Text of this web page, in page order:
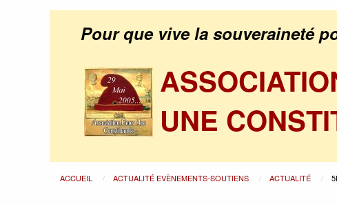
Pour que vive la souveraineté
UNE
ACCUEIL ACTUALITÉ EVÈNEMENTS-SOUTIENS ACTUALITÉ